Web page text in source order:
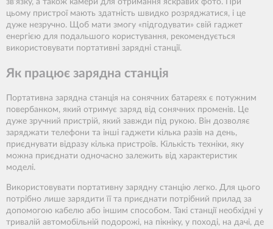
цьому пристрої мають здатність швидко розряджатися, і це
дуже незручно. Щоб мати змогу «підгодувати» свій гаджет
енергією для подальшого користування, рекомендується
використовувати портативні зарядні станції.
Як працює зарядна станція
Портативна зарядна станція на сонячних батареях є потужним
повербанком, який отримує заряд від сонячних променів. Це
дуже зручний пристрій, який завжди під рукою. Він дозволяє
заряджати телефони та інші гаджети кілька разів на день,
приєднувати відразу кілька пристроїв. Кількість техніки, яку
можна приєднати одночасно залежить від характеристик
моделі.
Використовувати портативну зарядну станцію легко. Для цього
потрібно лише зарядити її та приєднати потрібний прилад за
допомогою кабелю або іншим способом. Такі станції необхідні у
тривалій автомобільній подорожі, на пікніку, у поході, на дачі, де